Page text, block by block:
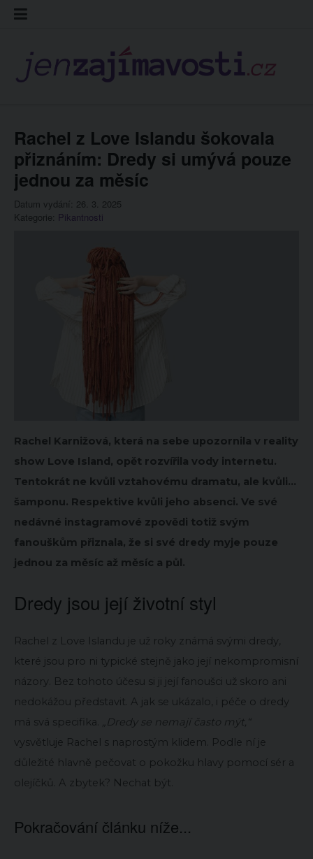
Skip
Rachel z Love Islandu šokovala
přiznáním: Dredy si umývá pouze
jednou za měsíc
Datum vydání: 26. 3. 2025
Kategorie: Pikantnosti
Rachel Karnižová, která na sebe upozornila v reality
show Love Island, opět rozvířila vody internetu.
Tentokrát ne kvůli vztahovému dramatu, ale kvůli…
šamponu. Respektive kvůli jeho absenci. Ve své
nedávné instagramové zpovědi totiž svým
fanouškům přiznala, že si své dredy myje pouze
jednou za měsíc až měsíc a půl.
Dredy jsou její životní styl
Rachel z Love Islandu je už roky známá svými dredy,
které jsou pro ni typické stejně jako její nekompromisní
názory. Bez tohoto účesu si ji její fanoušci už skoro ani
nedokážou představit. A jak se ukázalo, i péče o dredy
má svá specifika. „Dredy se nemají často mýt,“
vysvětluje Rachel s naprostým klidem. Podle ní je
důležité hlavně pečovat o pokožku hlavy pomocí sér a
olejíčků. A zbytek? Nechat být.
Pokračování článku níže...